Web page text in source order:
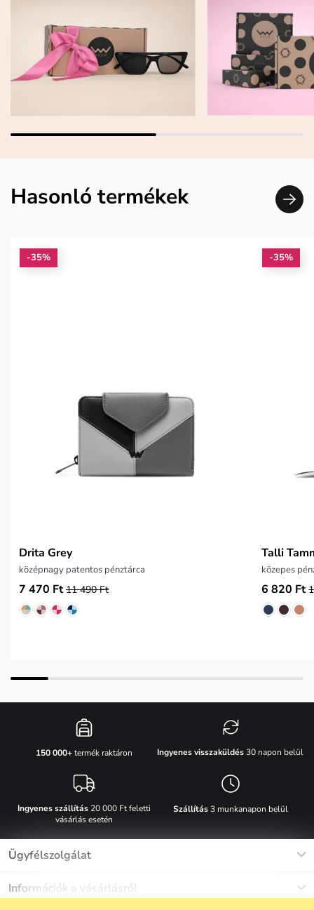
Hasonló termékek
-35%
Drita Grey
középnagy patentos pénztárca
7 470 Ft 11 490 Ft
-35%
Talli
közepes
6 820 Ft
150 000+termék raktáron Ingyenes visszaküldés30 napon belül
Ingyenes szállítás20 000 Ft feletti
vásárlás esetén
Szállítás3 munkanapon belül
Ügyfélszolgálat
Információk a vásárlásról